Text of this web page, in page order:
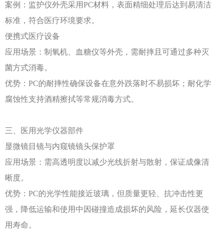
案例：监护仪外壳采用PC材料，表面精细处理后达到易清洁
标准，符合医疗环境要求。
便携式医疗设备
应用场景：制氧机、血糖仪等外壳，需耐摔且可通过多种灭
菌方式消毒。
优势： PC的耐摔性确保设备在意外跌落时不易损坏；耐化学
腐蚀性支持酒精擦拭等常规消毒方式。
三、医用光学仪器部件
显微镜目镜与内窥镜镜头保护罩
应用场景：需高透明度以减少光线折射与散射，保证成像清
晰度。
优势： PC的光学性能接近玻璃，但质量更轻、抗冲击性更
强，降低运输和使用中因碰撞造成损坏的风险，延长仪器使
用寿命。